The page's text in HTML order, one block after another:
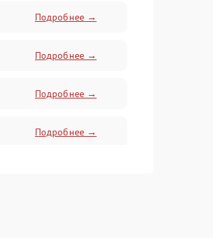
Подробнее →
Подробнее →
Подробнее →
Подробнее →